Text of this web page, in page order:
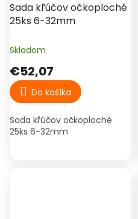
Sada kľúčov očkoploché
25ks 6-32mm
Skladom
€52,07
Do košíka
Sada kľúčov očkoploché
25ks 6-32mm